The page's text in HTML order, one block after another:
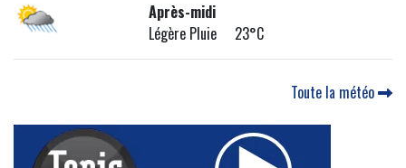
Après-midi
Légère Pluie 23°C
Toute la météo